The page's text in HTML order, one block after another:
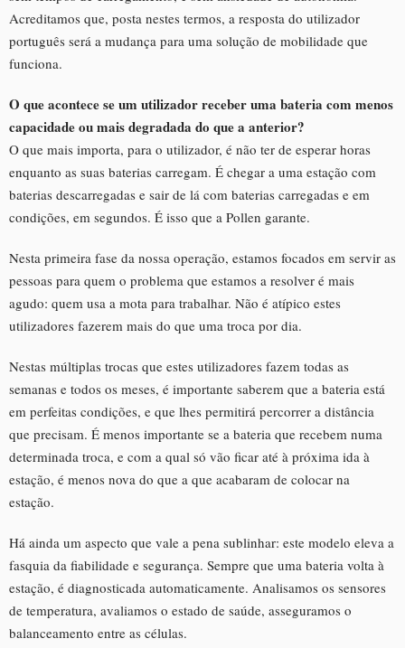
Acreditamos que, posta nestes termos, a resposta do utilizador
português será a mudança para uma solução de mobilidade que
funciona.
O que acontece se um utilizador receber uma bateria com menos
capacidade ou mais degradada do que a anterior?
O que mais importa, para o utilizador, é não ter de esperar horas
enquanto as suas baterias carregam. É chegar a uma estação com
baterias descarregadas e sair de lá com baterias carregadas e em
condições, em segundos. É isso que a Pollen garante.
Nesta primeira fase da nossa operação, estamos focados em servir as
pessoas para quem o problema que estamos a resolver é mais
agudo: quem usa a mota para trabalhar. Não é atípico estes
utilizadores fazerem mais do que uma troca por dia.
Nestas múltiplas trocas que estes utilizadores fazem todas as
semanas e todos os meses, é importante saberem que a bateria está
em perfeitas condições, e que lhes permitirá percorrer a distância
que precisam. É menos importante se a bateria que recebem numa
determinada troca, e com a qual só vão ficar até à próxima ida à
estação, é menos nova do que a que acabaram de colocar na
estação.
Há ainda um aspecto que vale a pena sublinhar: este modelo eleva a
fasquia da fiabilidade e segurança. Sempre que uma bateria volta à
estação, é diagnosticada automaticamente. Analisamos os sensores
de temperatura, avaliamos o estado de saúde, asseguramos o
balanceamento entre as células.